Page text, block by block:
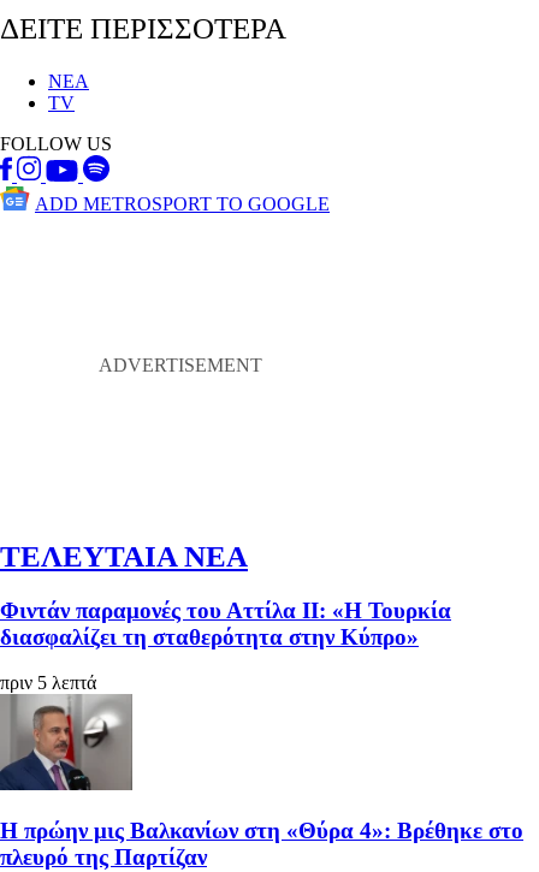
ΔΕΙΤΕ ΠΕΡΙΣΣΟΤΕΡΑ
ΝΕΑ
TV
FOLLOW US
ADD METROSPORT TO GOOGLE
ΤΕΛΕΥΤΑΙΑ ΝΕΑ
Φιντάν παραμονές του Αττίλα ΙΙ: «Η Τουρκία
διασφαλίζει τη σταθερότητα στην Κύπρο»
πριν 5 λεπτά
Η πρώην μις Βαλκανίων στη «Θύρα 4»: Βρέθηκε στο
πλευρό της Παρτίζαν